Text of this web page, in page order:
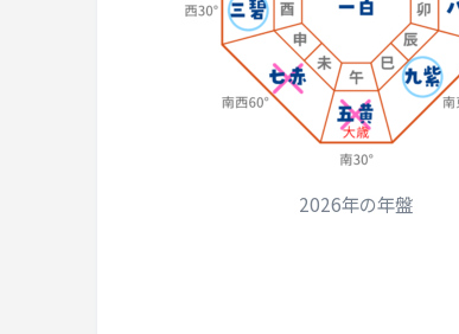
2026年の年盤